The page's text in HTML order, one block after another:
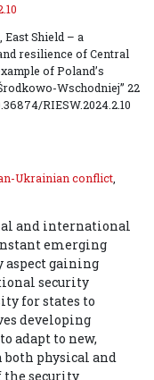
East Shield – a
resilience of Central
of Poland’s
Wschodniej” 22
RIESW.2024.2.10
Ukrainian conflict,
and international
emerging
aspect gaining
security
for states to
developing
adapt to new,
physical and
the security